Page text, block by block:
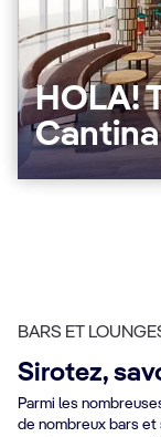
HOLA!
Cantina
BARS ET
Sirotez,
Parmi les
de nombreux bars et